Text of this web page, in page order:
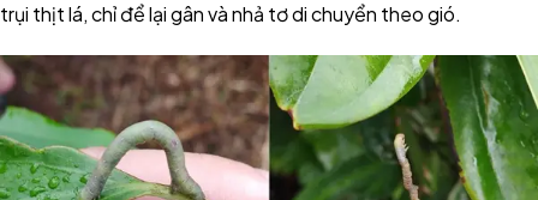
trụi thịt lá, chỉ để lại gân và nhả tơ di chuyển theo gió.